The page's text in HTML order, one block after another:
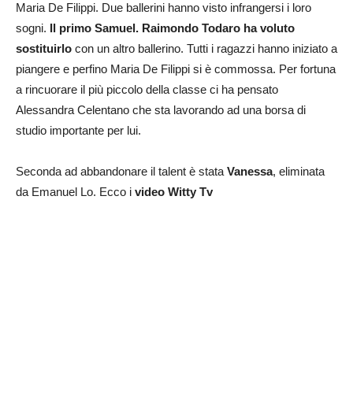
Maria De Filippi. Due ballerini hanno visto infrangersi i loro
sogni.
Il primo Samuel. Raimondo Todaro ha voluto
sostituirlo con un altro ballerino. Tutti i ragazzi hanno iniziato a
piangere e perfino Maria De Filippi si è commossa. Per fortuna
a rincuorare il più piccolo della classe ci ha pensato
Alessandra Celentano che sta lavorando ad una borsa di
studio importante per lui.
Seconda ad abbandonare il talent è stataVanessa, eliminata
da Emanuel Lo. Ecco i video Witty Tv